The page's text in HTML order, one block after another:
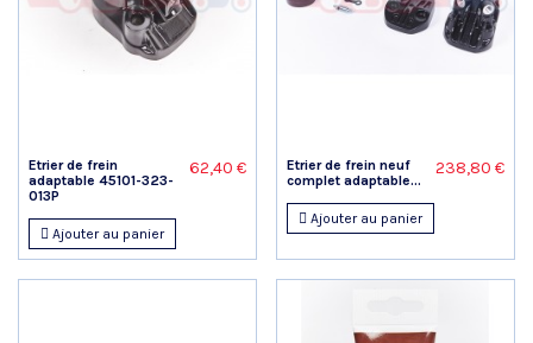
Etrier de frein
adaptable 45101-323-
013P
62,40 €
Ajouter au panier
Etrier de frein neuf
complet adaptable...
238,80 €
Ajouter au panier